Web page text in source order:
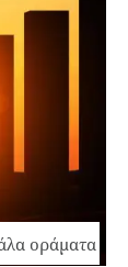
οράματα